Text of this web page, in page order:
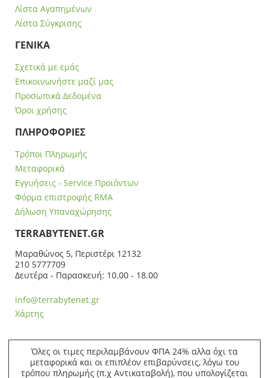
Λίστα Αγαπημένων
Λίστα Σύγκρισης
ΓΕΝΙΚΑ
Σχετικά με εμάς
Επικοινωνήστε μαζί μας
Προσωπικά Δεδομένα
Όροι χρήσης
ΠΛΗΡΟΦΟΡΙΕΣ
Τρόποι Πληρωμής
Μεταφορικά
Εγγυήσεις - Service Προϊόντων
Φόρμα επιστροφής RMA
Δήλωση Υπαναχώρησης
ΤERRABYTENET.GR
Μαραθώνος 5, Περιστέρι 12132
210 5777709
Δευτέρα - Παρασκευή: 10.00 - 18.00
info@terrabytenet.gr
Χάρτης
Όλες οι τιμες περιλαμβάνουν ΦΠΑ 24% αλλα όχι τα
μεταφορικά και οι επιπλέον επιβαρύνσεις, λόγω του
τρόπου πληρωμής (π.χ Αντικαταβολή), που υπολογίζεται